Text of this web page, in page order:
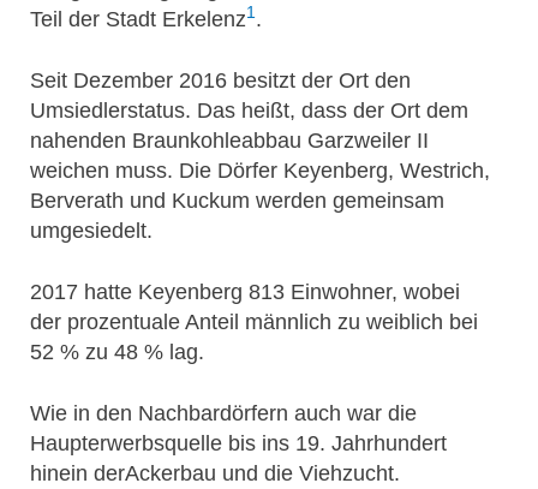
Teil der Stadt Erkelenz1 .
Seit Dezember 2016 besitzt der Ort den
Umsiedlerstatus. Das heißt, dass der Ort dem
nahenden Braunkohleabbau Garzweiler II
weichen muss. Die Dörfer Keyenberg, Westrich,
Berverath und Kuckum werden gemeinsam
umgesiedelt.
2017 hatte Keyenberg 813 Einwohner, wobei
der prozentuale Anteil männlich zu weiblich bei
52 % zu 48 % lag.
Wie in den Nachbardörfern auch war die
Haupterwerbsquelle bis ins 19. Jahrhundert
hinein derAckerbau und die Viehzucht.